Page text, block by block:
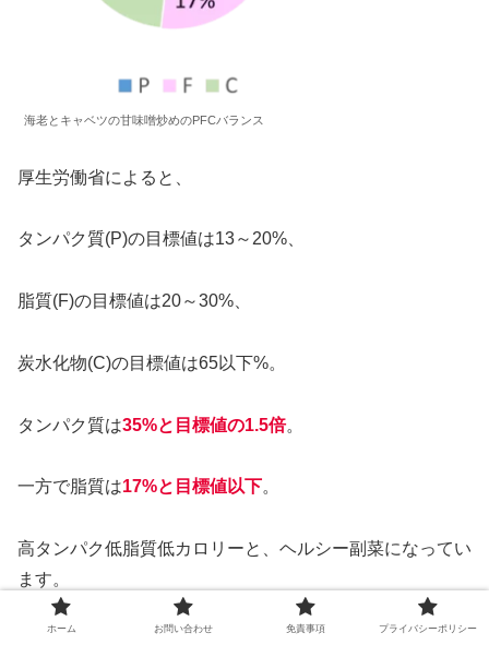
海老とキャベツの甘味噌炒めのPFCバランス
厚生労働省によると、
タンパク質(P)の目標値は13～20%、
脂質(F)の目標値は20～30%、
炭水化物(C)の目標値は65以下%。
タンパク質は35%と目標値の1.5倍。
一方で脂質は17%と目標値以下。
高タンパク低脂質低カロリーと、ヘルシー副菜になってい
ます。
ホーム お問い合わせ 免責事項 プライバシーポリシー